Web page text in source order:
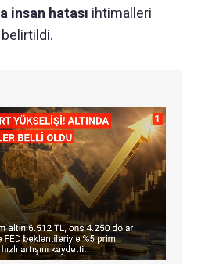
insan hatası ihtimalleri